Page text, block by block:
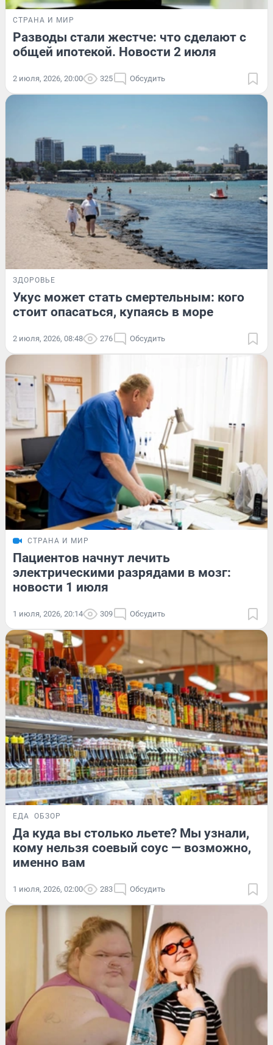
СТРАНА И МИР
Разводы стали жестче: что сделают с
общей ипотекой. Новости 2 июля
2 июля, 2026, 20:00 325 Обсудить
ЗДОРОВЬЕ
Укус может стать смертельным: кого
стоит опасаться, купаясь в море
2 июля, 2026, 08:48 276 Обсудить
СТРАНА И МИР
Пациентов начнут лечить
электрическими разрядами в мозг:
новости 1 июля
1 июля, 2026, 20:14 309 Обсудить
ЕДА ОБЗОР
Да куда вы столько льете? Мы узнали,
кому нельзя соевый соус — возможно,
именно вам
1 июля, 2026, 02:00 283 Обсудить